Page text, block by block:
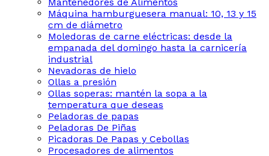
Máquina hamburguesera manual: 10, 13 y 15
cm de diámetro
Moledoras de carne eléctricas: desde la
empanada del domingo hasta la carnicería
industrial
Nevadoras de hielo
Ollas a presión
Ollas soperas: mantén la sopa a la
temperatura que deseas
Peladoras de papas
Peladoras De Piñas
Picadoras De Papas y Cebollas
Procesadores de alimentos